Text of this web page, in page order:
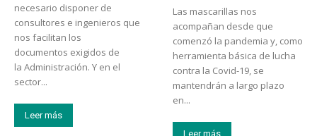
necesario disponer de
consultores e ingenieros que
nos facilitan los
documentos exigidos de
la Administración. Y en el
sector...
Leer más
Las mascarillas nos
acompañan desde que
comenzó la pandemia y, como
herramienta básica de lucha
contra la Covid-19, se
mantendrán a largo plazo
en...
Leer más